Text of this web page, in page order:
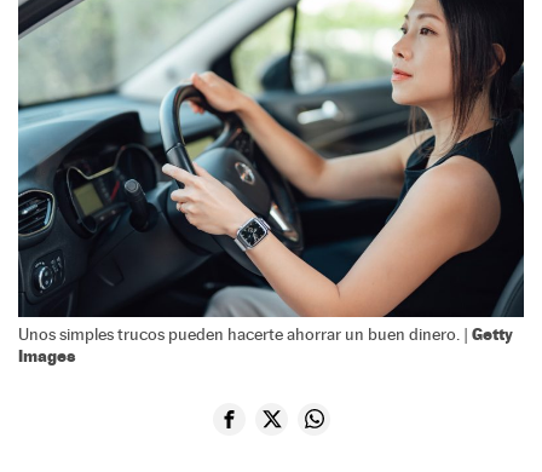
Unos simples trucos pueden hacerte ahorrar un buen dinero. | Getty
Images